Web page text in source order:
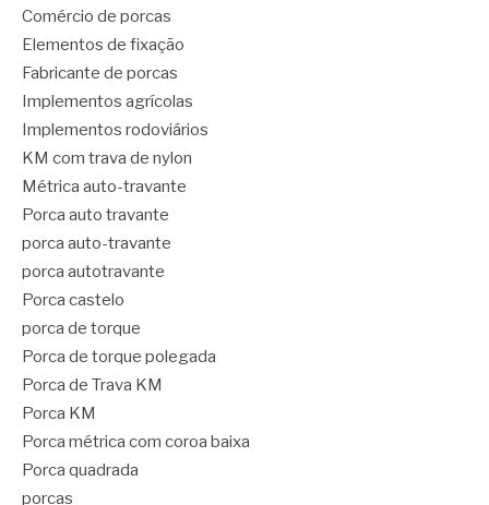
Comércio de porcas
Elementos de fixação
Fabricante de porcas
Implementos agrícolas
Implementos rodoviários
KM com trava de nylon
Métrica auto-travante
Porca auto travante
porca auto-travante
porca autotravante
Porca castelo
porca de torque
Porca de torque polegada
Porca de Trava KM
Porca KM
Porca métrica com coroa baixa
Porca quadrada
porcas